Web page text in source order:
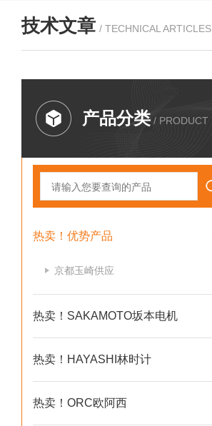
技术文章 / TECHNICAL ARTICLES
产品分类 / PRODUCT
热卖！优势产品
京都玉崎供应
热卖！SAKAMOTO坂本电机
热卖！HAYASHI林时计
热卖！ORC欧阿西